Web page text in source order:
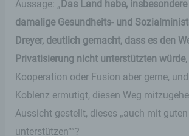
Aussage: „ Das Land habe,
damalige Gesundheits- und
Dreyer, deutlich gemacht, dass es den
Privatisierung nicht unterstützten würde
Kooperation oder Fusion aber gerne,
Koblenz ermutigt, diesen Weg
Aussicht gestellt, dieses „auch mit
unterstützen““?
automatisiertes System eine Reihe
allgemeinen Daten und
allgemeinen Daten und Informationen
den Logfiles des Servers
werden können die (1) verwendeten
und Versionen, (2) das vom
verwendete Betriebssystem, (3) die
Internetseite gelangt (sogenannte
Unterwebseiten, welche über ein